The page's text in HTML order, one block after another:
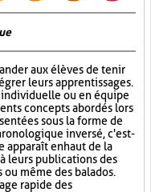
aux élèves de tenir
leurs apprentissages.
ou en équipe
concepts abordés lors
sous la forme de
inversé, c'est-
en haut de la
leurs publications des
même des balados.
rapide des